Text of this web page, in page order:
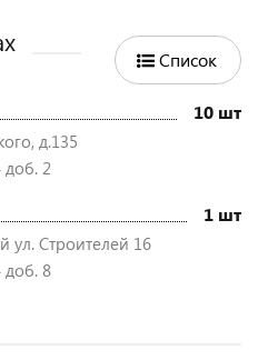
Список
10 шт
д.135
2
1 шт
ул. Строителей 16
доб. 8